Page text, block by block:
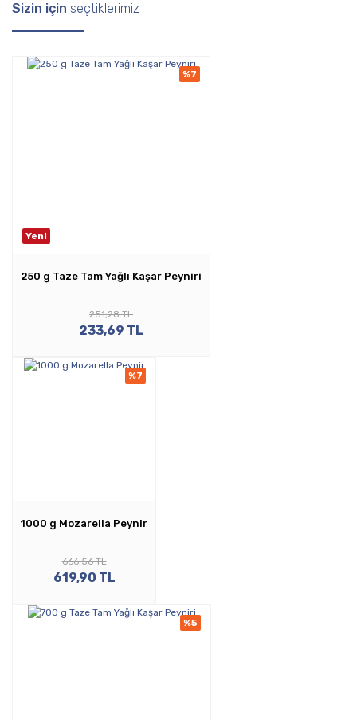
Sizin için seçtiklerimiz
%7
Yeni
250 g Taze Tam Yağlı Kaşar Peyniri
233,69 TL
251,28 TL
%7
1000 g Mozarella Peynir
619,90 TL
666,56 TL
%5